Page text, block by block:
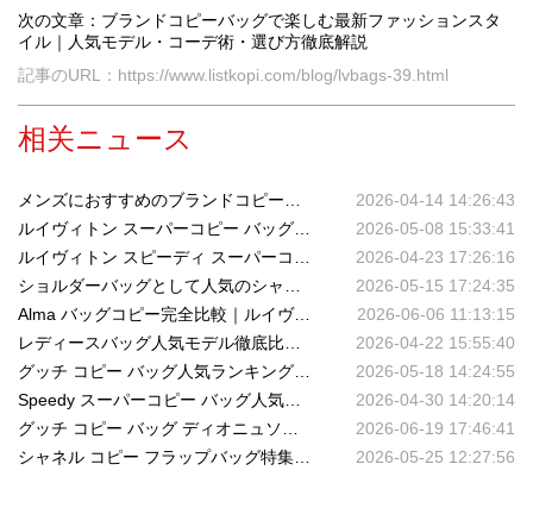
次の文章：ブランドコピーバッグで楽しむ最新ファッションスタ
イル｜人気モデル・コーデ術・選び方徹底解説
記事のURL：https://www.listkopi.com/blog/lvbags-39.html
相关ニュース
2026-04-14 14:26:43
2026-05-08 15:33:41
2026-04-23 17:26:16
2026-05-15 17:24:35
Alma バッグコピー完全比較｜ルイヴィトン スーパーコピーで叶えるエレガントな日常
2026-06-06 11:13:15
2026-04-22 15:55:40
2026-05-18 14:24:55
2026-04-30 14:20:14
2026-06-19 17:46:41
2026-05-25 12:27:56